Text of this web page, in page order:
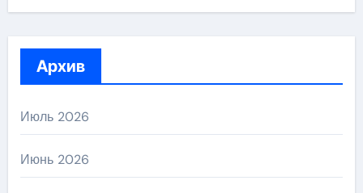
Архив
Июль 2026
Июнь 2026